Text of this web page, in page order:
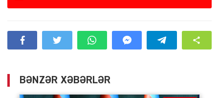
BƏNZƏR XƏBƏRLƏR